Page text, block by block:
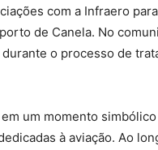
com a Infraero
de Canela. No
o processo de
um momento
à aviação. Ao